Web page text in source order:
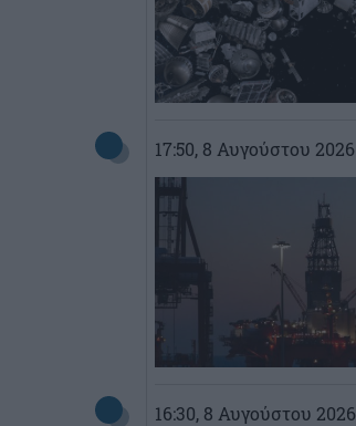
17:50, 8 Αυγούστου 2026
16:30, 8 Αυγούστου 2026